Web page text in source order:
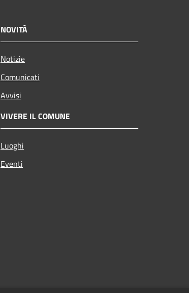
NOVITÀ
Notizie
Comunicati
Avvisi
VIVERE IL COMUNE
Luoghi
Eventi